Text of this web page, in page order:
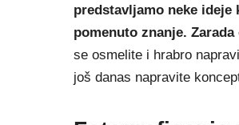
predstavljamo neke
pomenuto znanje.
se osmelite i hrabro
još danas napravite